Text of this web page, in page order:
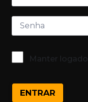
Manter logado
ENTRAR